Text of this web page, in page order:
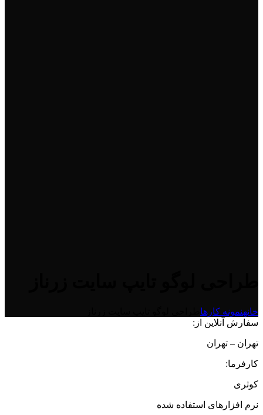
خانهنمونه کارها
سفارش آنلاین از:
تهران – تهران
کارفرما:
کوثری
نرم افزارهای استفاده شده